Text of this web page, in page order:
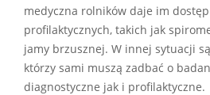
medyczna rolników daje im
profilaktycznych, takich jak
jamy brzusznej. W innej sytuacji
którzy sami muszą zadbać o
diagnostyczne jak i profilaktyczne.